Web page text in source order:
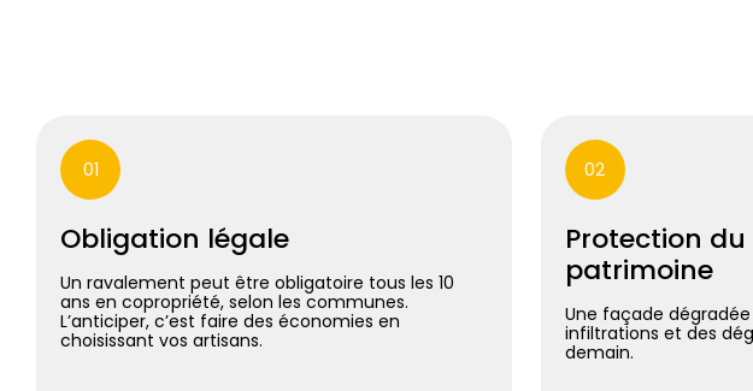
01
Obligation légale
Un ravalement peut être obligatoire tous les 10
ans en copropriété, selon les communes.
L’anticiper, c’est faire des économies en
choisissant vos artisans.
02
Protection du
patrimoine
Une façade
infiltrations et des
demain.